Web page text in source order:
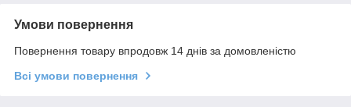
Умови повернення
Повернення товару впродовж 14 днів за домовленістю
Всі умови повернення